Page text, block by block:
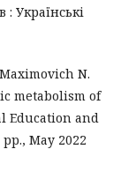
: Українські
N.
metabolism of
Education and
May 2022